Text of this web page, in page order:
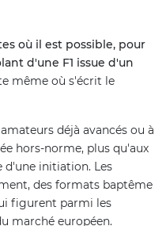
où il est possible, pour
d'une F1 issue d'un
même où s'écrit le
déjà avancés ou à
hors-norme, plus qu'aux
d'une initiation. Les
des formats baptême
figurent parmi les
marché européen.